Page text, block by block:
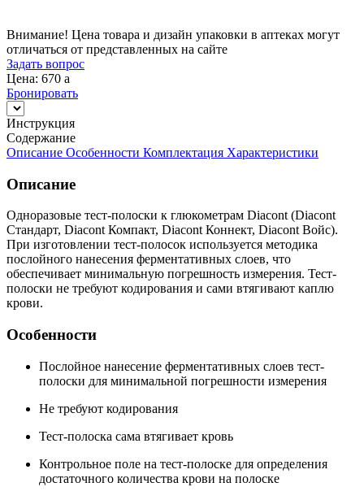
Внимание! Цена товара и дизайн упаковки в аптеках могут
отличаться от представленных на сайте
Задать вопрос
Цена: 670 a
Бронировать
Инструкция
Содержание
Описание Особенности Комплектация Характеристики
Описание
Одноразовые тест-полоски к глюкометрам Diacont (Diacont
Стандарт, Diacont Компакт, Diacont Коннект, Diacont Войс).
При изготовлении тест-полосок используется методика
послойного нанесения ферментативных слоев, что
обеспечивает минимальную погрешность измерения. Тест-
полоски не требуют кодирования и сами втягивают каплю
крови.
Особенности
Послойное нанесение ферментативных слоев тест-
полоски для минимальной погрешности измерения
Не требуют кодирования
Тест-полоска сама втягивает кровь
Контрольное поле на тест-полоске для определения
достаточного количества крови на полоске